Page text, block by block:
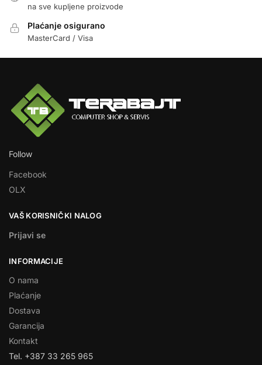
na sve kupljene proizvode
Plaćanje osigurano
MasterCard / Visa
Follow
Facebook
OLX
VAŠ KORISNIČKI NALOG
Prijavi se
INFORMACIJE
O nama
Plaćanje
Dostava
Garancija
Kontakt
Tel. +387 33 265 965